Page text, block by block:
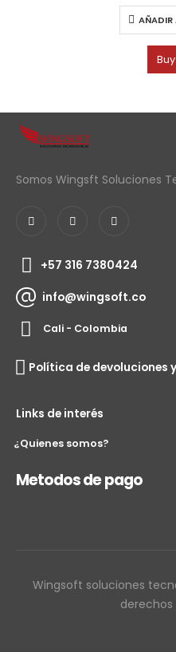
AÑADIR
Somos Wingsft Soluciones
+57 316 7380424
info@wingsoft.co
Cali - Colombia
Política de devoluciones
Links de interés
¿Quienes somos?
Metodos de pago
Wingsoft soluciones
derechos